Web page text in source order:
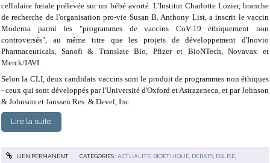
cellulaire fœtale prélevée sur un bébé avorté. L'Institut Charlotte Lozier, branche
de recherche de l'organisation pro-vie Susan B. Anthony List, a inscrit le vaccin
Moderna parmi les "programmes de vaccins CoV-19 éthiquement non
controversés", au même titre que les projets de développement d'Inovio
Pharmaceuticals, Sanofi & Translate Bio, Pfizer et BioNTech, Novavax et
Merck/IAVI.
Selon la CLI, deux candidats vaccins sont le produit de programmes non éthiques
- ceux qui sont développés par l'Université d'Oxford et Astrazeneca, et par Johnson
& Johnson et Janssen Res. & Devel, Inc.
Lire la suite
LIEN PERMANENT CATÉGORIES :ACTUALITÉ, BIOÉTHIQUE, DÉBATS, EGLISE,